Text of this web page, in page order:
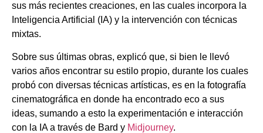
sus más recientes creaciones, en las cuales incorpora la
Inteligencia Artificial (IA) y la intervención con técnicas
mixtas.
Sobre sus últimas obras, explicó que, si bien le llevó
varios años encontrar su estilo propio, durante los cuales
probó con diversas técnicas artísticas, es en la fotografía
cinematográfica en donde ha encontrado eco a sus
ideas, sumando a esto la experimentación e interacción
con la IA a través de Bard y Midjourney.